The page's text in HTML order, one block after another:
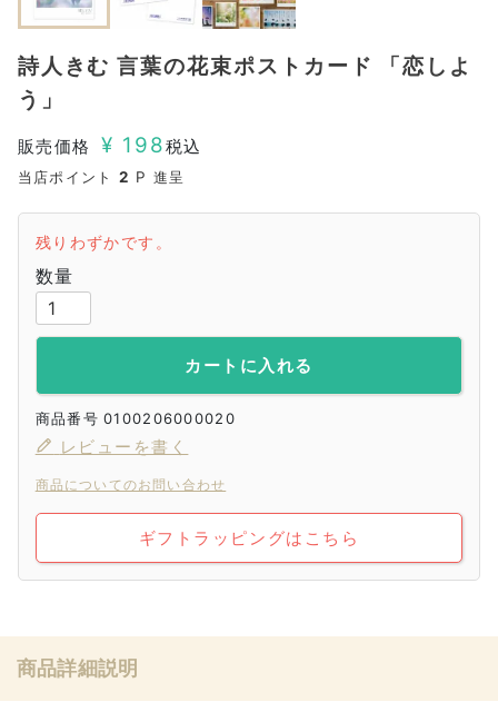
詩人きむ 言葉の花束ポストカード 「恋しよ
う」
販売価格 ¥ 198税込
当店ポイント 2 P 進呈
残りわずかです。
カートに入れる
商品番号 0100206000020
レビューを書く
商品についてのお問い合わせ
ギフトラッピングはこちら
商品詳細説明